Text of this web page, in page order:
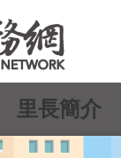
里長簡介